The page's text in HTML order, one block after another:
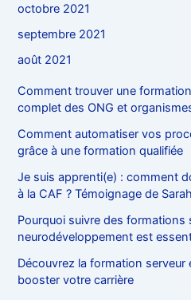
octobre 2021
septembre 2021
août 2021
Comment trouver une
complet des ONG et
Comment automatiser vos
grâce à une formation qualifiée
Je suis apprenti(e) : comment
à la CAF ? Témoignage de
Pourquoi suivre des formations
neurodéveloppement est
Découvrez la formation
booster votre carrière